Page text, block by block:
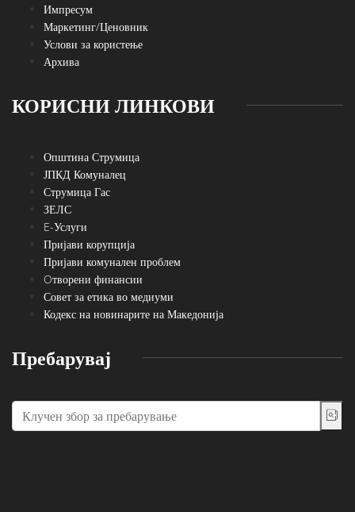
Импресум
Маркетинг/Ценовник
Услови за користење
Архива
КОРИСНИ ЛИНКОВИ
Општина Струмица
ЈПКД Комуналец
Струмица Гас
ЗЕЛС
E-Услуги
Пријави корупција
Пријави комунален проблем
Oтворени финансии
Совет за етика во медиуми
Кодекс на новинарите на Македонија
Пребарувај